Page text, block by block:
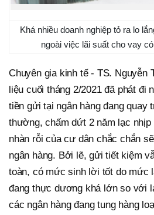
Khá nhiều doanh nghiệp tỏ ra lo
ngoài việc lãi suất cho vay
Chuyên gia kinh tế - TS. Nguyễn
liệu cuối tháng 2/2021 đã phát đi
tiền gửi tại ngân hàng đang quay
thường, chấm dứt 2 năm lạc
nhàn rỗi của cư dân chắc chắn
ngân hàng. Bởi lẽ, gửi tiết kiệm
toàn, có mức sinh lời tốt do mức
đang thực dương khá lớn so với
các ngân hàng đang tung hàng